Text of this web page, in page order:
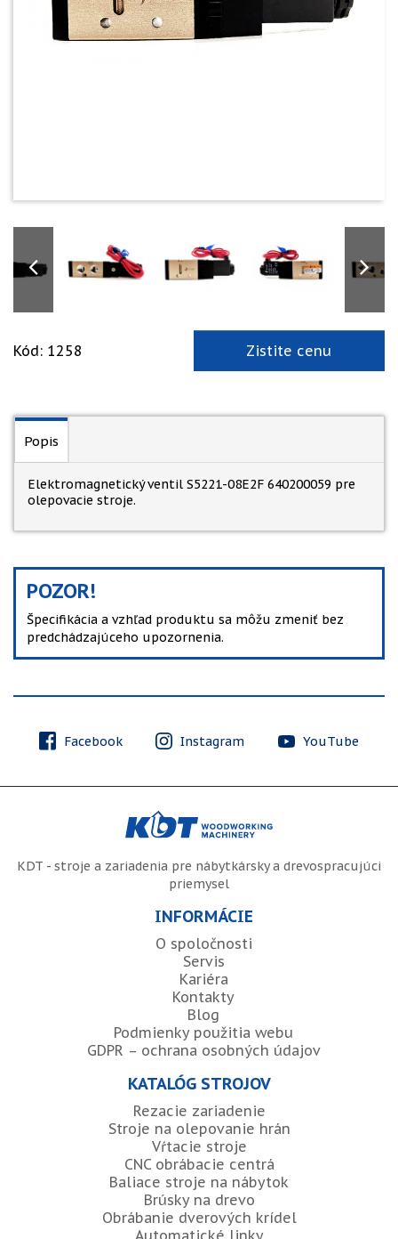
Kód: 1258 Zistite cenu
Popis
Elektromagnetický ventil S5221-08E2F 640200059 pre
olepovacie stroje.
POZOR!
Špecifikácia a vzhľad produktu sa môžu zmeniť bez
predchádzajúceho upozornenia.
Facebook Instagram YouTube
KDT - stroje a zariadenia pre nábytkársky a drevospracujúci
priemysel
INFORMÁCIE
O spoločnosti
Servis
Kariéra
Kontakty
Blog
Podmienky použitia webu
GDPR – ochrana osobných údajov
KATALÓG STROJOV
Rezacie zariadenie
Stroje na olepovanie hrán
Vŕtacie stroje
CNC obrábacie centrá
Baliace stroje na nábytok
Brúsky na drevo
Obrábanie dverových krídel